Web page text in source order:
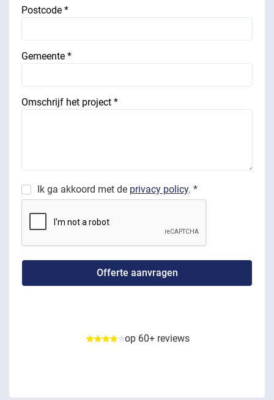
Postcode *
Gemeente *
Omschrijf het project *
Ik ga akkoord met de privacy policy. *
op 60+ reviews